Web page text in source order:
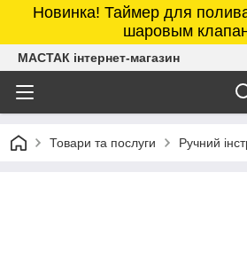
Новинка! Таймер для
шаровым
МАСТАК інтернет-магазин
Товари та послуги Ручний